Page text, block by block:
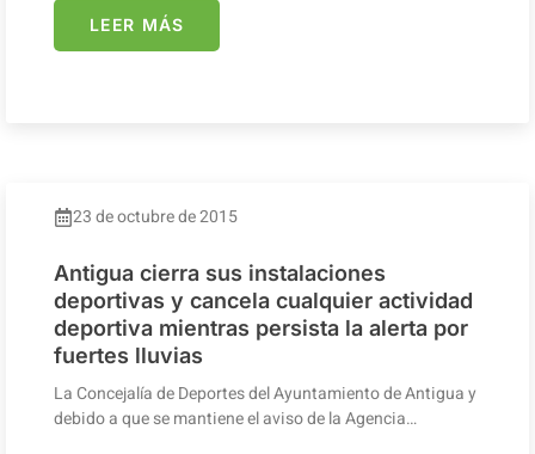
LEER MÁS
23 de octubre de 2015
Antigua cierra sus instalaciones
deportivas y cancela cualquier actividad
deportiva mientras persista la alerta por
fuertes lluvias
La Concejalía de Deportes del Ayuntamiento de Antigua y
debido a que se mantiene el aviso de la Agencia…